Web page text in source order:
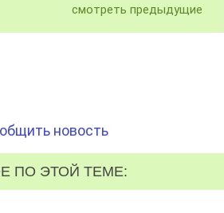
смотреть предыдущие
новость
ПО ЭТОЙ ТЕМЕ: